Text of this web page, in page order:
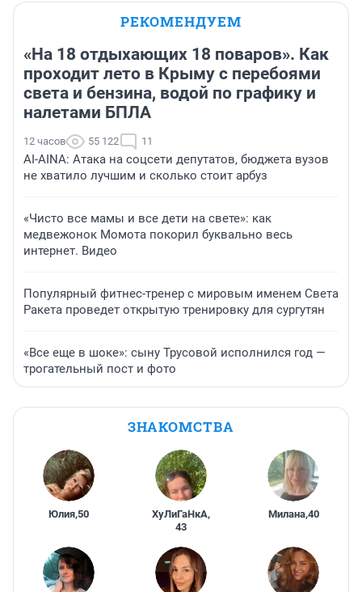
РЕКОМЕНДУЕМ
«На 18 отдыхающих 18 поваров». Как
проходит лето в Крыму с перебоями
света и бензина, водой по графику и
налетами БПЛА
12 часов 55 122 11
AI-AINA: Атака на соцсети депутатов, бюджета вузов
не хватило лучшим и сколько стоит арбуз
«Чисто все мамы и все дети на свете»: как
медвежонок Момота покорил буквально весь
интернет. Видео
Популярный фитнес-тренер с мировым именем Света
Ракета проведет открытую тренировку для сургутян
«Все еще в шоке»: сыну Трусовой исполнился год —
трогательный пост и фото
ЗНАКОМСТВА
Юлия,50 ХуЛиГаНкА,
43
Милана,40